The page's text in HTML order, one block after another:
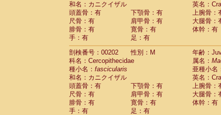
和名：カニクイザル
英名：
頭蓋骨：有
下顎骨：有
上腕骨：
尺骨：有
肩甲骨：有
大腿骨：
腓骨：有
寛骨：有
体幹：有
手：有
足：有
剖検番号：00202
性別：M
年齢：
科名：Cercopithecidae
属名：
種小名： fascicularis
亜種小名
和名：カニクイザル
英名：
頭蓋骨：有
下顎骨：有
上腕骨：
尺骨：有
肩甲骨：有
大腿骨：
腓骨：有
寛骨：有
体幹：有
手：有
足：有